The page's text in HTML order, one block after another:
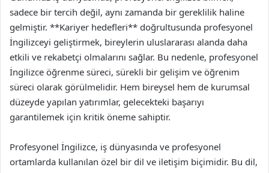
sadece bir tercih değil, aynı zamanda bir gereklilik haline
gelmiştir. **Kariyer hedefleri** doğrultusunda profesyonel
İngilizceyi geliştirmek, bireylerin uluslararası alanda daha
etkili ve rekabetçi olmalarını sağlar. Bu nedenle, profesyonel
İngilizce öğrenme süreci, sürekli bir gelişim ve öğrenim
süreci olarak görülmelidir. Hem bireysel hem de kurumsal
düzeyde yapılan yatırımlar, gelecekteki başarıyı
garantilemek için kritik öneme sahiptir.
Profesyonel İngilizce, iş dünyasında ve profesyonel
ortamlarda kullanılan özel bir dil ve iletişim biçimidir. Bu dil,